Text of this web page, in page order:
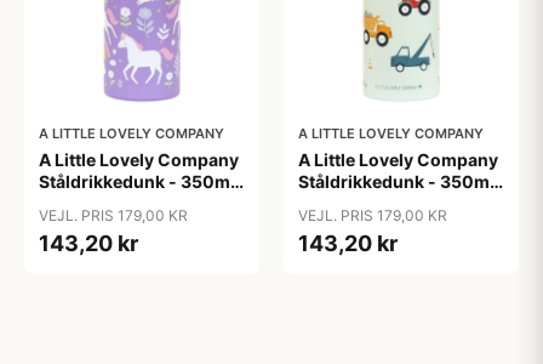
A LITTLE LOVELY COMPANY
A Little Lovely Company
Ståldrikkedunk - 350ml
VEJL. PRIS 179,00 KR
143,20 kr
A LITTLE LOVELY COMPANY
A Little Lovely Company
Ståldrikkedunk - 350ml
VEJL. PRIS 179,00 KR
143,20 kr